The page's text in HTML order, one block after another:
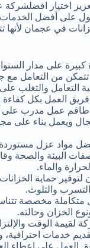
اختيار
افضلشركة
على أفضل
في عجمان لأنها
كبيرة على مدار
تتمكن من التعامل مع
التعامل والتغلب
فريق العمل بكل كفاءة
طاقم عمل مدرب
ويعمل بناء على
مواد عزل
البيئة والصحة
والماء.
حماية
والتلوث.
متكاملة مخصصة
الخزان وحالته.
لقيمة الوقت
خدمات احترافية،
على إعطاء